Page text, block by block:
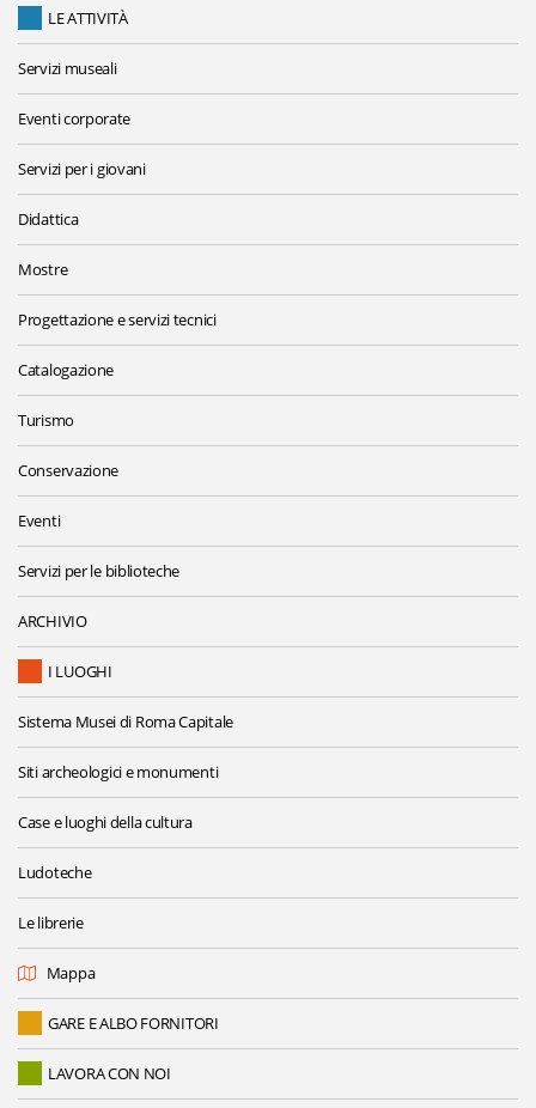
LE ATTIVITÀ
Servizi museali
Eventi corporate
Servizi per i giovani
Didattica
Mostre
Progettazione e servizi tecnici
Catalogazione
Turismo
Conservazione
Eventi
Servizi per le biblioteche
ARCHIVIO
I LUOGHI
Sistema Musei di Roma Capitale
Siti archeologici e monumenti
Case e luoghi della cultura
Ludoteche
Le librerie
Mappa
GARE E ALBO FORNITORI
LAVORA CON NOI